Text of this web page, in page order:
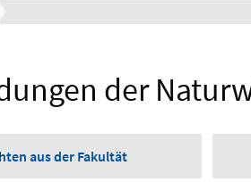
der
aus der Fakultät